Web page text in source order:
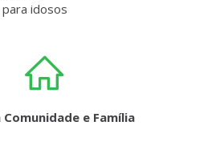
idosos
Comunidade e Família